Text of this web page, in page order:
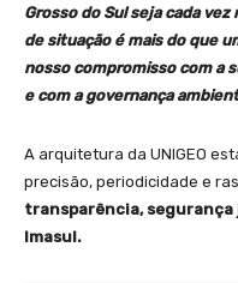
Grosso do Sul seja cada vez
de situação é mais do que
nosso compromisso com a
e com a governança
A arquitetura da UNIGEO
precisão, periodicidade e
transparência, segurança
Imasul.